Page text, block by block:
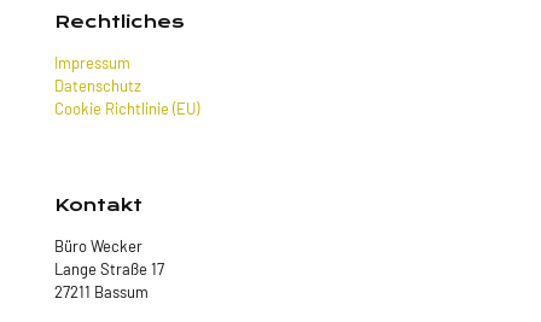
Rechtliches
Impressum
Datenschutz
Cookie Richtlinie (EU)
Kontakt
Büro Wecker
Lange Straße 17
27211 Bassum